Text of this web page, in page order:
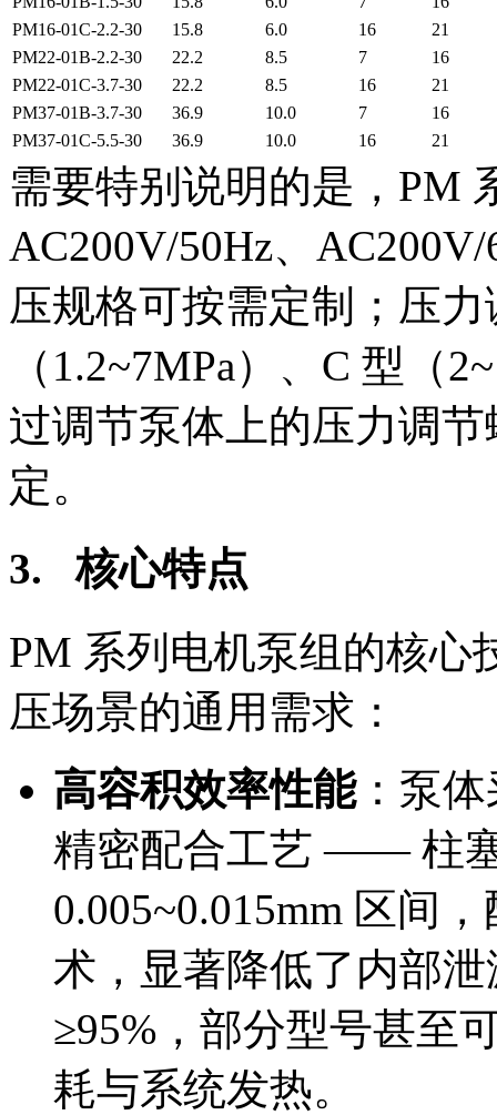
PM16-01C-2.2-30
15.8 6.0 16
21
PM22-01B-2.2-30
22.2 8.5 7
16
PM22-01C-3.7-30
22.2 8.5 16
21
PM37-01B-3.7-30
36.9 10.0 7
16
PM37-01C-5.5-30
36.9 10.0 16 21
需要特别说明的是，PM
AC200V/50Hz、
压规格可按需定制；压
（1.2~7MPa）、C 型（
过调节泵体上的压力调
定。
3. 核心特点
PM 系列电机泵组的核心
压场景的通用需求：
高容积效率性能：泵
精密配合工艺 —— 柱
0.005~0.015mm 区间
术，显著降低了内部
≥95%，部分型号甚至
耗与系统发热。